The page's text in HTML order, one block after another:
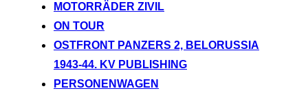
MOTORRÄDER ZIVIL
ON TOUR
OSTFRONT PANZERS 2, BELORUSSIA
1943-44. KV PUBLISHING
PERSONENWAGEN